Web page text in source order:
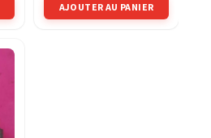
AJOUTER AU PANIER